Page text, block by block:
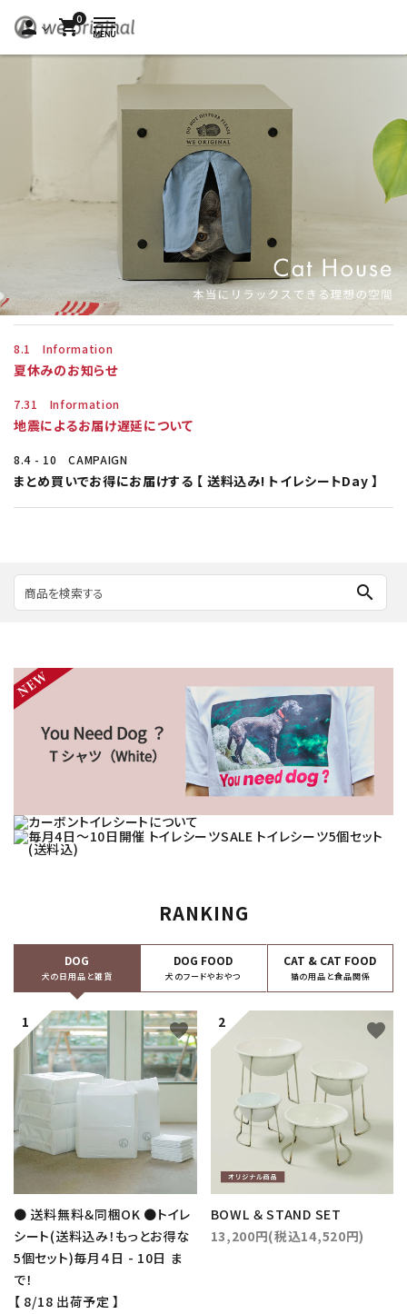
person 0
shopping_cart
8.1 Information
夏休みのお知らせ
7.31 Information
地震によるお届け遅延について
8.4 - 10 CAMPAIGN
まとめ買いでお得にお届けする 【 送料込み! トイレシートDay 】
7.13 NEW ARRIVAL
自分だけのカスタマイズを
6.22 NEW ARRIVAL
日常に溶け込む、自然の心地よさ
【 You need dog？Tシャツ（White）】
6.22 NEW ARRIVAL
素材本来の心地よさをまとう
【 You need dog？Tシャツ（Black）】
6.10 NEW ARRIVAL
【 7種のおやつが新登場 】
あるオーナー様の切実な声から生まれたアイテム
【 SMOOTH LEATHER HARNESS 】
3.17 NEW ARRIVAL
大型犬に、高さ 104.5cm のハイタイプ・ペットケージ
【 スカンジナビアンペットケージ HIGH type 】
2.20 Featured Story
特集：猫の日に、やさしい居場所をプレゼント。
2.17 Featured Story
特集：季節の移ろいを健やかに。
愛犬と楽しむバレンタインの過ごし方
search
RANKING
DOG
犬の日用品と雑貨
DOG FOOD
犬のフードやおやつ
CAT & CAT FOOD
猫の用品と食品関係
● 送料無料＆同梱OK ●トイレ
シート(送料込み！もっとお得な
5個セット)毎月４日 - 10日 ま
で！
【 8/18 出荷予定 】
favorite
BOWL ＆ STAND SET
13,200円(税込14,520円)
favorite